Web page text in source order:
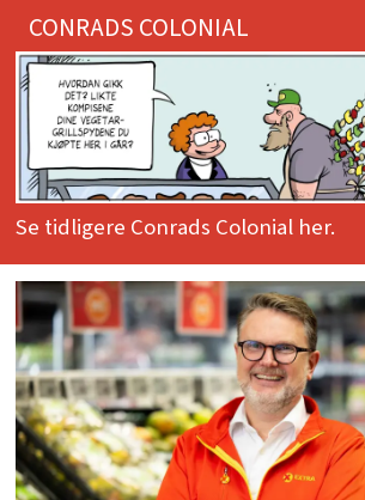
CONRADS COLONIAL
Se tidligere Conrads Colonial her.